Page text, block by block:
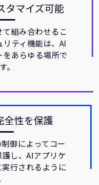
タマイズ可能
組み合わせるこ
ティ機能は、AI
あらゆる場所で
。
全性を保護
御によってコー
し、AIアプリケ
行されるように